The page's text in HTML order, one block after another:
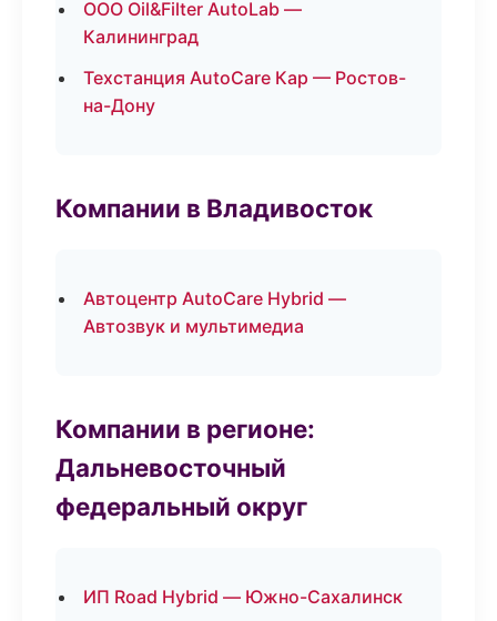
ООО Oil&Filter AutoLab —
Калининград
Техстанция AutoCare Кар — Ростов-
на-Дону
Компании в Владивосток
Автоцентр AutoCare Hybrid —
Автозвук и мультимедиа
Компании в регионе:
Дальневосточный
федеральный округ
ИП Road Hybrid — Южно-Сахалинск